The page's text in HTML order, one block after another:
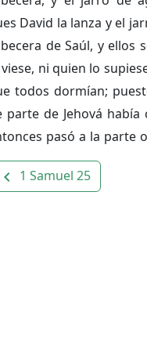
David la lanza y el
de Saúl, y ellos
ni quien lo
todos dormían;
parte de Jehová había
pasó a la parte
navigate_before 1 Samuel 25